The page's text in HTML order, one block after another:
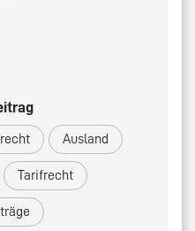
Ausland
Tarifrecht